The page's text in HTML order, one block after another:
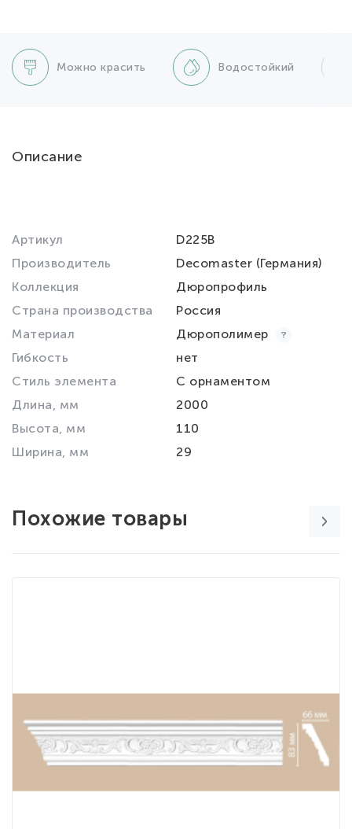
Можно красить Водостойкий
Описание
Артикул
D225B
Производитель
Decomaster (Германия)
Коллекция
Дюропрофиль
Страна производства
Россия
Материал
Дюрополимер
Гибкость
нет
Стиль элемента
С орнаментом
Длина, мм
2000
Высота, мм
110
Ширина, мм
29
Похожие товары